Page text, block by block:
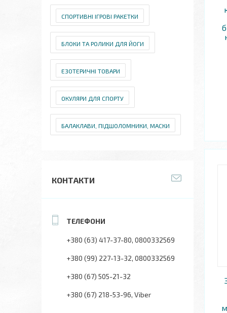
СПОРТИВНІ ІГРОВІ РАКЕТКИ
БЛОКИ ТА РОЛИКИ ДЛЯ ЙОГИ
ЕЗОТЕРИЧНІ ТОВАРИ
ОКУЛЯРИ ДЛЯ СПОРТУ
БАЛАКЛАВИ, ПІДШОЛОМНИКИ, МАСКИ
КОНТАКТИ
+380 (63) 417-37-80 0800332569
+380 (99) 227-13-32 0800332569
+380 (67) 505-21-32
+380 (67) 218-53-96 Viber